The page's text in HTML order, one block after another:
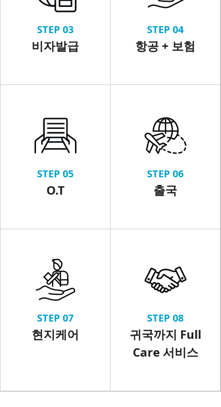
STEP 03
비자발급
STEP 04
항공 + 보험
STEP 05
O.T
STEP 06
출국
STEP 07
현지케어
STEP 08
귀국까지 Full
Care 서비스